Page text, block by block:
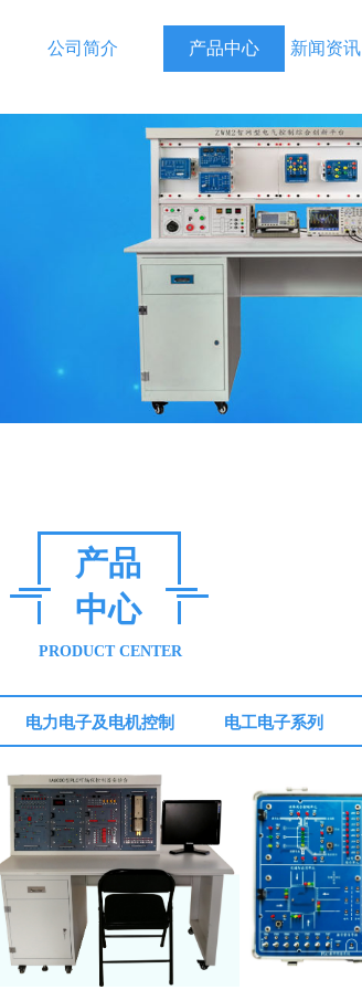
公司简介 产品中心 新闻资讯
产品
中心
PRODUCT CENTER
电力电子及电机控制 电工电子系列